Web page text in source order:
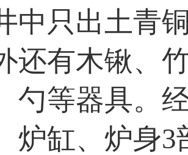
中只出土青
还有木锹、
勺等器具。
炉缸、炉身